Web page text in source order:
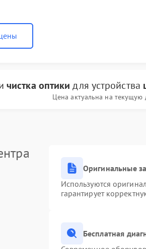
чистка оптики для устройства
Цена актуальна на текущую
Оригинальные
Используются
гарантирует
Бесплатная